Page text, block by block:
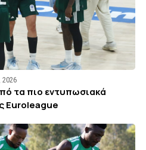
τα πιο εντυπωσιακά
Euroleague